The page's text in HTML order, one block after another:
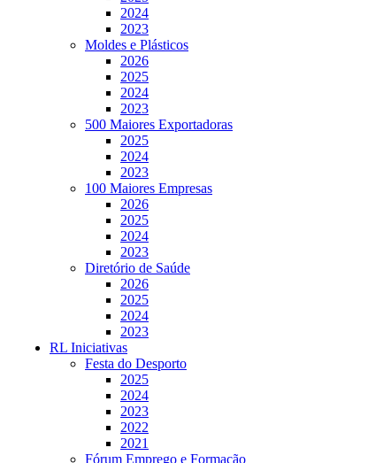
2024
2023
Moldes e Plásticos
2026
2025
2024
2023
500 Maiores Exportadoras
2025
2024
2023
100 Maiores Empresas
2026
2025
2024
2023
Diretório de Saúde
2026
2025
2024
2023
RL Iniciativas
Festa do Desporto
2025
2024
2023
2022
2021
Fórum Emprego e Formação